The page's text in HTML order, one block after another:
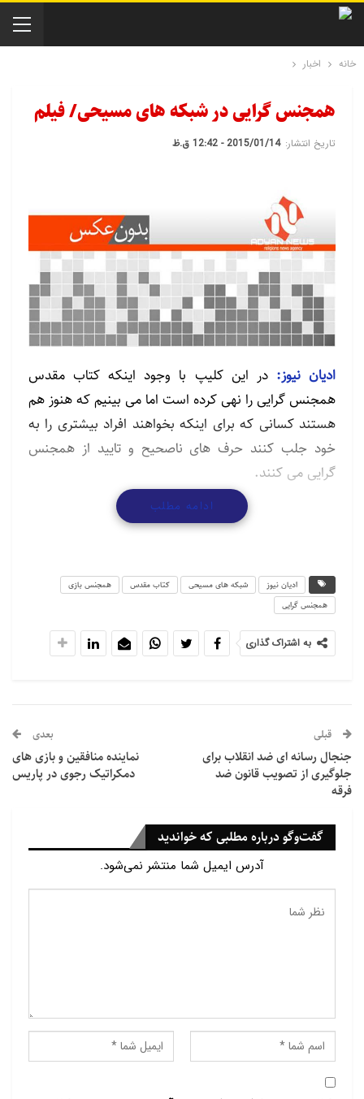
خانه اخبار
همجنس گرایی در شبکه های مسیحی/ فیلم
تاریخ انتشار: 2015/01/14 - 12:42 ق.ظ
ادیان نیوز: در این کلیپ با وجود اینکه کتاب مقدس
همجنس گرایی را نهی کرده است اما می بینیم که هنوز هم
هستند کسانی که برای اینکه بخواهند افراد بیشتری را به
خود جلب کنند حرف های ناصحیح و تایید از همجنس
گرایی می کنند.
var s1 = new
ادامه مطلب
ادیان نیوز شبکه های مسیحی کتاب مقدس
همجنس بازی
همجنس گرایی
به اشتراک گذاری
قبلی
جنجال رسانه ای ضد انقلاب برای
جلوگیری از تصویب قانون ضد
فرقه
بعدی
نماینده منافقین و بازی های
دمکراتیک رجوی در پاریس
گفت‌وگو درباره مطلبی که خواندید
آدرس ایمیل شما منتشر نمی‌شود.